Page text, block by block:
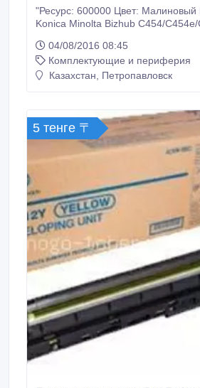
"Ресурс: 600000 Цвет:
Konica Minolta Bizhub C454/
оригинальные расходные
гарантия качества товара.
много-тонера точка рф. Доставка
04/08/2016 08:45
Комплектующие и периферия
Казахстан, Петропавловск
5 тенге 〒